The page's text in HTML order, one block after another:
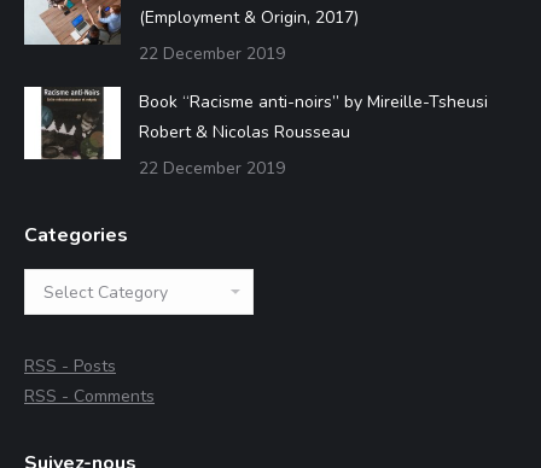
(Employment & Origin, 2017)
22 December 2019
Book “Racisme anti-noirs” by Mireille-Tsheusi
Robert & Nicolas Rousseau
22 December 2019
Categories
Categories
RSS - Posts
RSS - Comments